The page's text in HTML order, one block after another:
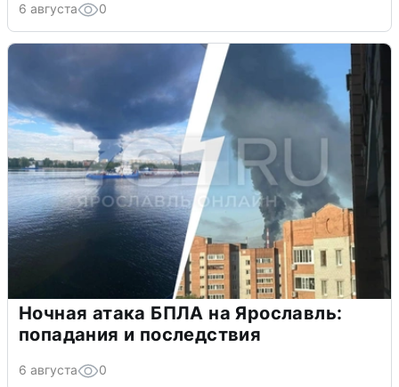
6 августа 0
Ночная атака БПЛА на Ярославль:
попадания и последствия
6 августа 0